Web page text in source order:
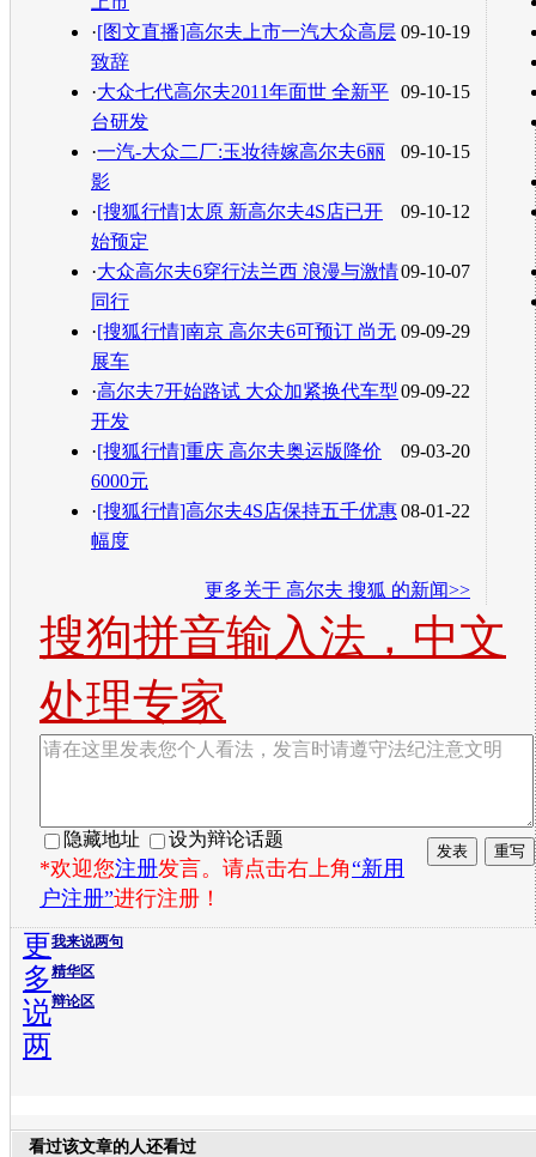
09-10-19
·[图文直播]高尔夫上市一汽大众高层
致辞
09-10-15
·大众七代高尔夫2011年面世 全新平
台研发
09-10-15
·一汽-大众二厂:玉妆待嫁高尔夫6丽
影
09-10-12
·[搜狐行情]太原 新高尔夫4S店已开
始预定
09-10-07
·大众高尔夫6穿行法兰西 浪漫与激情
同行
09-09-29
·[搜狐行情]南京 高尔夫6可预订 尚无
展车
09-09-22
·高尔夫7开始路试 大众加紧换代车型
开发
09-03-20
·[搜狐行情]重庆 高尔夫奥运版降价
6000元
08-01-22
·[搜狐行情]高尔夫4S店保持五千优惠
幅度
更多关于 高尔夫 搜狐 的新闻>>
搜狗拼音输入法，中文
处理专家
隐藏地址 设为辩论话题
*欢迎您注册发言。请点击右上角“新用
户注册”进行注册！
我来说两句
精华区
辩论区
更
多
说
两
看过该文章的人还看过